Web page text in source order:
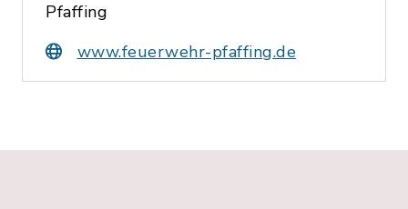
Pfaffing
www.feuerwehr-pfaffing.de